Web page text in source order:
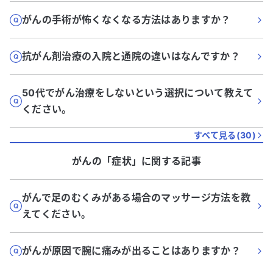
がんの手術が怖くなくなる方法はありますか？
抗がん剤治療の入院と通院の違いはなんですか？
50代でがん治療をしないという選択について教えて
ください。
すべて見る(30)
がんの「症状」に関する記事
がんで足のむくみがある場合のマッサージ方法を教
えてください。
がんが原因で腕に痛みが出ることはありますか？